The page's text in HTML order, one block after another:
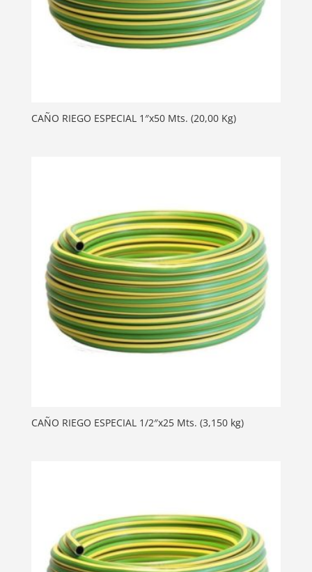
CAÑO RIEGO ESPECIAL 1″x50 Mts. (20,00 Kg)
CAÑO RIEGO ESPECIAL 1/2″x25 Mts. (3,150 kg)